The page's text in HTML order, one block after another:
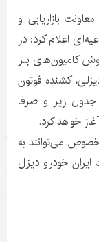
بازاریابی و
اعلام کرد: در
کامیون‌های بنز
کشنده فوتون
مطابق با جدول زیر و صرفا
می‌توانند به
خودرو دیزل